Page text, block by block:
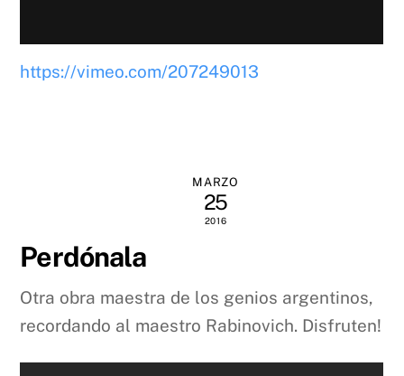
https://vimeo.com/207249013
MARZO
25
2016
Perdónala
Otra obra maestra de los genios argentinos,
recordando al maestro Rabinovich. Disfruten!